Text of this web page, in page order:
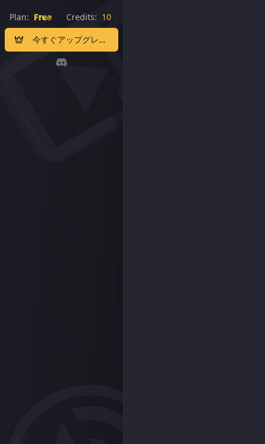
Plan: Free Credits: 10
今すぐアップグレード